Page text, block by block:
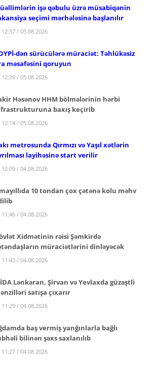
işə qəbulu üzrə müsabiqənin
seçimi mərhələsinə başlanılır
12:57 / 05.08.2026
dən sürücülərə müraciət: Təhlükəsiz
məsafəsini qoruyun
12:39 / 05.08.2026
Həsənov HHM bölmələrinin hərbi
baxış keçirib
12:14 / 05.08.2026
metrosunda Qırmızı və Yaşıl xətlərin
layihəsinə start verilir
12:09 / 04.08.2026
10 tondan çox çətənə kolu məhv
11:46 / 04.08.2026
Xidmətinin rəisi Şəmkirdə
müraciətlərini dinləyəcək
11:43 / 04.08.2026
Lənkəran, Şirvan və Yevlaxda güzəştli
satışa çıxarır
11:29 / 04.08.2026
baş vermiş yanğınlarla bağlı
bilinən şəxs saxlanılıb
11:27 / 04.08.2026